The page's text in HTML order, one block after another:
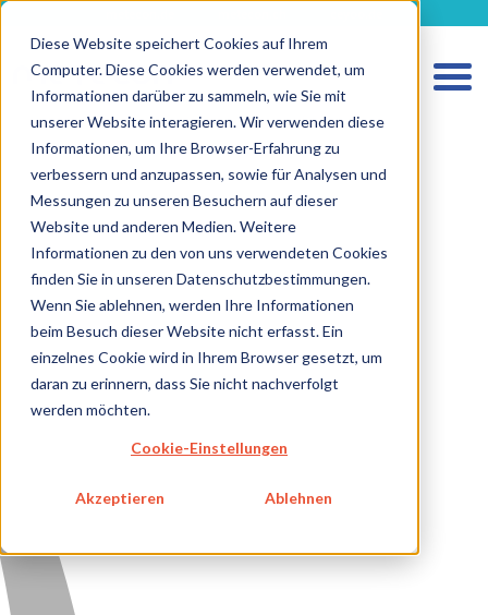
Diese Website speichert Cookies auf Ihrem
Computer. Diese Cookies werden verwendet, um
Informationen darüber zu sammeln, wie Sie mit
unserer Website interagieren. Wir verwenden diese
Informationen, um Ihre Browser-Erfahrung zu
verbessern und anzupassen, sowie für Analysen und
Messungen zu unseren Besuchern auf dieser
Website und anderen Medien. Weitere
Informationen zu den von uns verwendeten Cookies
finden Sie in unseren Datenschutzbestimmungen.
Wenn Sie ablehnen, werden Ihre Informationen
beim Besuch dieser Website nicht erfasst. Ein
einzelnes Cookie wird in Ihrem Browser gesetzt, um
daran zu erinnern, dass Sie nicht nachverfolgt
werden möchten.
Cookie-Einstellungen
Akzeptieren Ablehnen
HOME
LEISTUNGEN MEDIZINPRODUKTE
LEISTUNGEN IVD
ZUKUNFTSSTARKE LÖSUNGEN
KARRIERE
DATENSCHUTZ